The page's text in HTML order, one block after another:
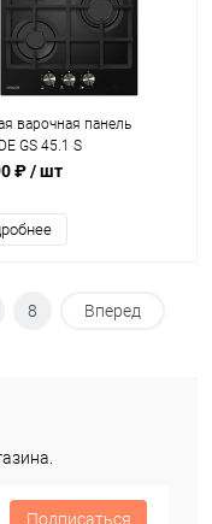
варочная панель
GS 45.1 S
₽/ шт
8 Вперед
Подписаться